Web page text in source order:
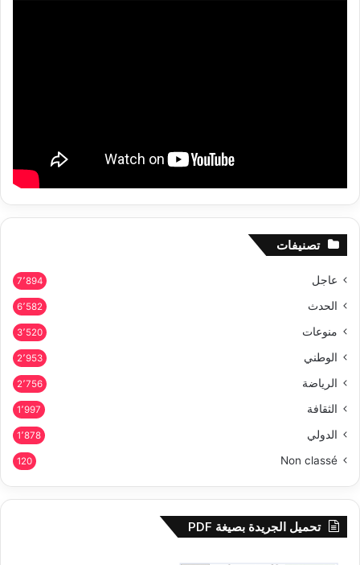
تصنيفات
عاجل 7٬894
الحدث 6٬582
منوعات 3٬520
الوطني 2٬953
الرياضة 2٬756
الثقافة 1٬997
الدولي 1٬878
Non classé
120
تحميل الجريدة بصيغة PDF